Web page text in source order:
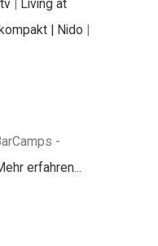
| Living at
| Nido |
-
erfahren...